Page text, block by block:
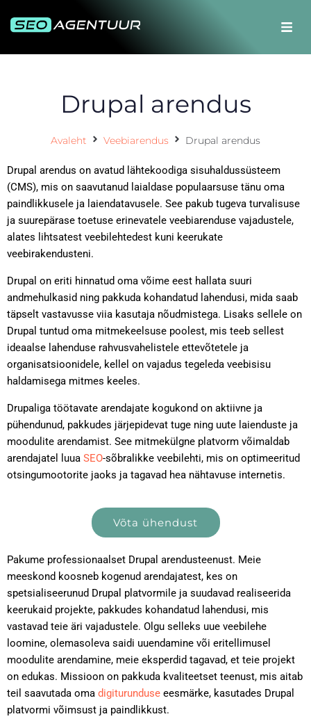
Drupal arendus
Avaleht Veebiarendus Drupal arendus
Drupal arendus on avatud lähtekoodiga sisuhaldussüsteem
(CMS), mis on saavutanud laialdase populaarsuse tänu oma
paindlikkusele ja laiendatavusele. See pakub tugeva turvalisuse
ja suurepärase toetuse erinevatele veebiarenduse vajadustele,
alates lihtsatest veebilehtedest kuni keerukate
veebirakendusteni.
Drupal on eriti hinnatud oma võime eest hallata suuri
andmehulkasid ning pakkuda kohandatud lahendusi, mida saab
täpselt vastavusse viia kasutaja nõudmistega. Lisaks sellele on
Drupal tuntud oma mitmekeelsuse poolest, mis teeb sellest
ideaalse lahenduse rahvusvahelistele ettevõtetele ja
organisatsioonidele, kellel on vajadus tegeleda veebisisu
haldamisega mitmes keeles.
Drupaliga töötavate arendajate kogukond on aktiivne ja
pühendunud, pakkudes järjepidevat tuge ning uute laienduste ja
moodulite arendamist. See mitmekülgne platvorm võimaldab
arendajatel luua SEO-sõbralikke veebilehti, mis on optimeeritud
otsingumootorite jaoks ja tagavad hea nähtavuse internetis.
Võta ühendust
Pakume professionaalset Drupal arendusteenust. Meie
meeskond koosneb kogenud arendajatest, kes on
spetsialiseerunud Drupal platvormile ja suudavad realiseerida
keerukaid projekte, pakkudes kohandatud lahendusi, mis
vastavad teie äri vajadustele. Olgu selleks uue veebilehe
loomine, olemasoleva saidi uuendamine või eritellimusel
moodulite arendamine, meie eksperdid tagavad, et teie projekt
on edukas. Missioon on pakkuda kvaliteetset teenust, mis aitab
teil saavutada oma digiturunduse eesmärke, kasutades Drupal
platvormi võimsust ja paindlikkust.